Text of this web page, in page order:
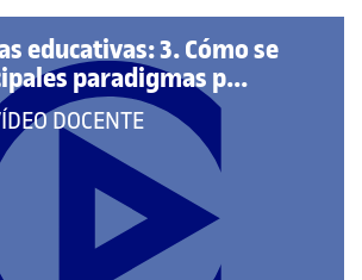
educativas: 3. Cómo se
paradigmas p...
DOCENTE